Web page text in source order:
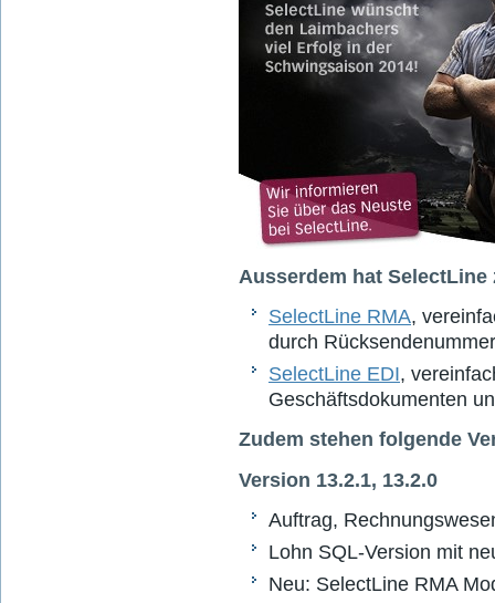
Ausserdem hat
SelectLine RMA,
durch
SelectLine EDI,
Geschäftsdokumenten
Zudem stehen folgende
Version 13.2.1, 13.2.0
Auftrag,
Lohn SQL-Version mit
Neu: SelectLine RMA